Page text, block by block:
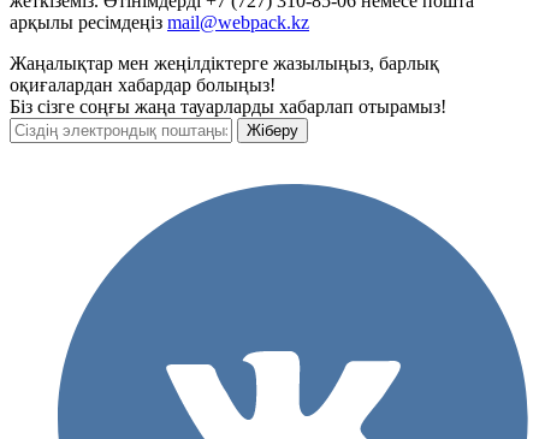
арқылы ресімдеңіз mail@webpack.kz
Жаңалықтар мен жеңілдіктерге жазылыңыз, барлық
оқиғалардан хабардар болыңыз!
Біз сізге соңғы жаңа тауарларды хабарлап отырамыз!